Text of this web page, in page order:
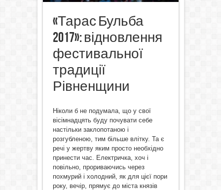
«Тарас Бульба
2017»: відновлення
фестивальної
традиції
Рівненщини
Ніколи б не подумала, що у свої
вісімнадцять буду почувати себе
настільки заклопотаною і
розгубленою, тим більше влітку. Та є
речі у жертву яким просто необхідно
принести час. Електричка, хоч і
повільно, прориваючись через
похмурий і холодний, як для цієї пори
року, вечір, прямує до міста князів